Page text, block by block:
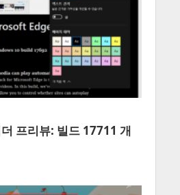
프리뷰: 빌드 17711 개